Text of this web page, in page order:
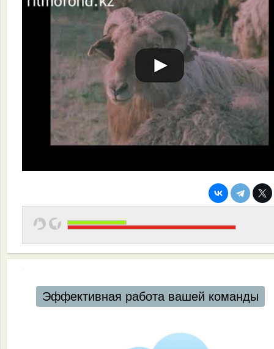
Эффективная работа вашей команды